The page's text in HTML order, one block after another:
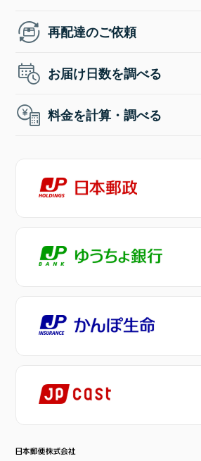
再配達のご依頼
お届け日数を調べる
料金を計算・調べる